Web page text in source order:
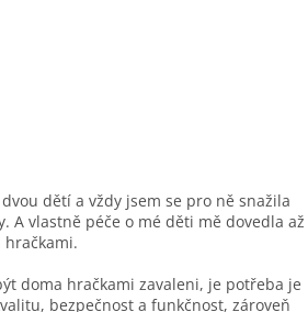
dětí a vždy jsem se pro ně snažila
vlastně péče o mé děti mě dovedla až
doma hračkami zavaleni, je potřeba je
bezpečnost a funkčnost, zároveň